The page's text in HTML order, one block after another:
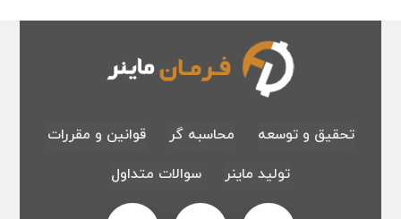
تحقیق و توسعه محاسبه گر
قوانین و مقررات
تولید ماینر
سوالات متداول